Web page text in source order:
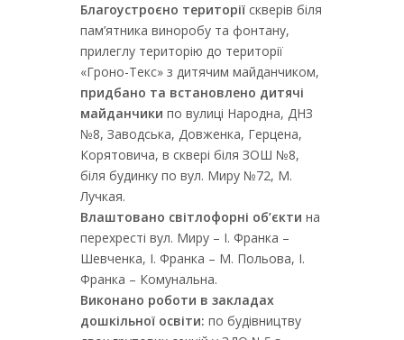
Благоустроєно території скверів біля
пам’ятника виноробу та фонтану,
прилеглу територію до території
«Гроно-Текс» з дитячим майданчиком,
придбано та встановлено дитячі
майданчики по вулиці Народна, ДНЗ
№8, Заводська, Довженка, Герцена,
Корятовича, в сквері біля ЗОШ №8,
біля будинку по вул. Миру №72, М.
Лучкая.
Влаштовано світлофорні об’єкти на
перехресті вул. Миру – І. Франка –
Шевченка, І. Франка – М. Польова, І.
Франка – Комунальна.
Виконано роботи в закладах
дошкільної освіти: по будівництву